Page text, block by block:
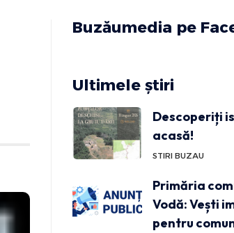
Buzăumedia pe
Ultimele știri
Descoperiți
acasă!
STIRI BUZAU
Primăria
Vodă: Vești
pentru